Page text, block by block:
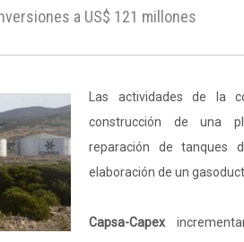
a US$ 121 millones
Las actividades de la
construcción de una
reparación de tanques
elaboración de un
Capsa-Capex